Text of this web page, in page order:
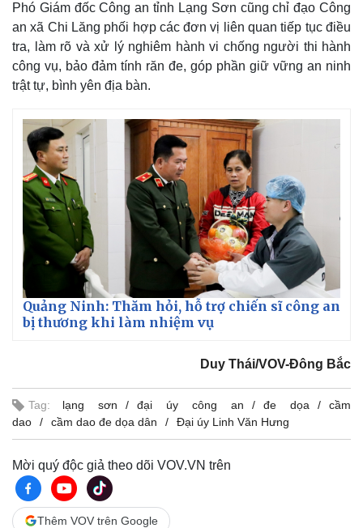
Phó Giám đốc Công an tỉnh Lạng Sơn cũng chỉ đạo Công
an xã Chi Lăng phối hợp các đơn vị liên quan tiếp tục điều
tra, làm rõ và xử lý nghiêm hành vi chống người thi hành
công vụ, bảo đảm tính răn đe, góp phần giữ vững an ninh
trật tự, bình yên địa bàn.
Quảng Ninh: Thăm hỏi, hỗ trợ chiến sĩ công an
bị thương khi làm nhiệm vụ
Duy Thái/VOV-Đông Bắc
Tag: lạng sơn đại úy công an đe dọa
cầm
dao
cầm dao đe dọa dân Đại úy Linh Văn Hưng
Mời quý độc giả theo dõi VOV.VN trên
Thêm VOV trên Google